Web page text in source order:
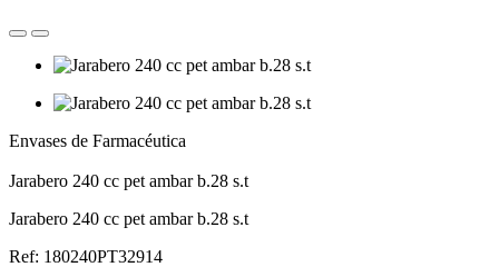
Envases de Farmacéutica
Jarabero 240 cc pet ambar b.28 s.t
Jarabero 240 cc pet ambar b.28 s.t
Ref: 180240PT32914